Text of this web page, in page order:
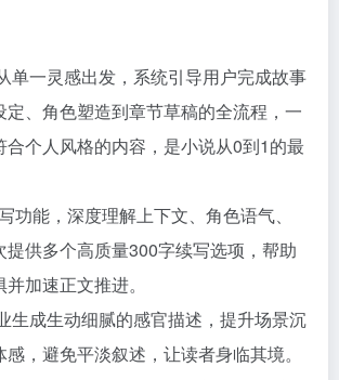
单一灵感出发，系统引导用户完成故事
定、角色塑造到章节草稿的全流程，一
合个人风格的内容，是小说从0到1的最
功能，深度理解上下文、角色语气、
提供多个高质量300字续写选项，帮助
加速正文推进。
生成生动细腻的感官描述，提升场景沉
，避免平淡叙述，让读者身临其境。